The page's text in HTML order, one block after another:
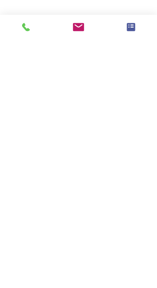
La pierre (calcaire) est l'un des plus vieux